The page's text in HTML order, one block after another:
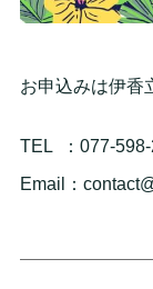
お申込みは伊香
TEL ：077-
Email：